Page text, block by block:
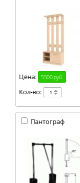
Цена: 5500 руб.
Кол-во:
Пантограф